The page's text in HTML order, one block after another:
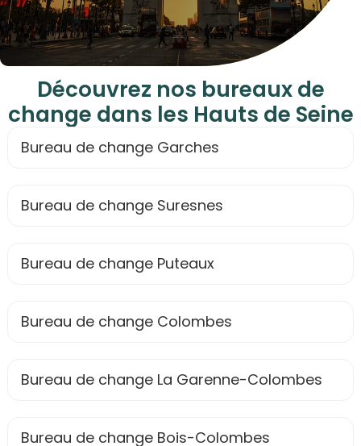
Découvrez nos bureaux de
change dans les Hauts de Seine
Bureau de change Garches
Bureau de change Suresnes
Bureau de change Puteaux
Bureau de change Colombes
Bureau de change La Garenne-Colombes
Bureau de change Bois-Colombes